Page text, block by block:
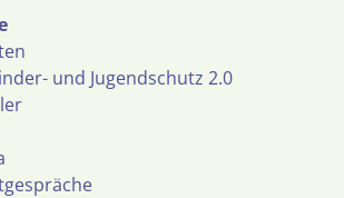
und Jugendschutz 2.0